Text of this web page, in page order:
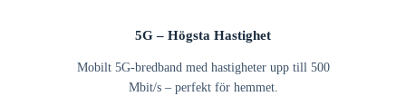
5G – Högsta Hastighet
Mobilt 5G-bredband med hastigheter upp till 500
Mbit/s – perfekt för hemmet.